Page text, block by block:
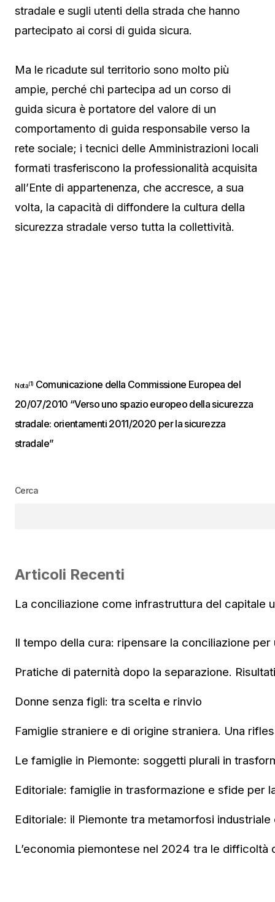
stradale e sugli utenti della strada che hanno
partecipato ai corsi di guida sicura.
Ma le ricadute sul territorio sono molto più
ampie, perché chi partecipa ad un corso di
guida sicura è portatore del valore di un
comportamento di guida responsabile verso la
rete sociale; i tecnici delle Amministrazioni locali
formati trasferiscono la professionalità acquisita
all’Ente di appartenenza, che accresce, a sua
volta, la capacità di diffondere la cultura della
sicurezza stradale verso tutta la collettività.
Nota(1) Comunicazione della Commissione Europea del
20/07/2010 “Verso uno spazio europeo della sicurezza
stradale: orientamenti 2011/2020 per la sicurezza
stradale”
Cerca
Articoli Recenti
La conciliazione come infrastruttura del capitale
Il tempo della cura: ripensare la conciliazione per
Pratiche di paternità dopo la separazione.
Donne senza figli: tra scelta e rinvio
Famiglie straniere e di origine straniera. Una
Le famiglie in Piemonte: soggetti plurali in
Editoriale: famiglie in trasformazione e sfide per
Editoriale: il Piemonte tra metamorfosi
L’economia piemontese nel 2024 tra le